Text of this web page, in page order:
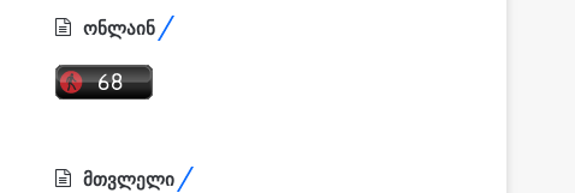
ონლაინ
მთვლელი